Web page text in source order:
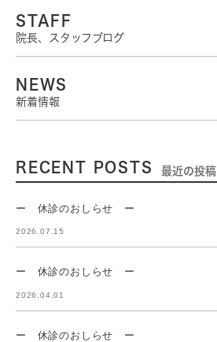
STAFF
院長、スタッフブログ
NEWS
新着情報
RECENT POSTS 最近の投稿
ー 休診のおしらせ ー
2026.07.15
ー 休診のおしらせ ー
2026.04.01
ー 休診のおしらせ ー